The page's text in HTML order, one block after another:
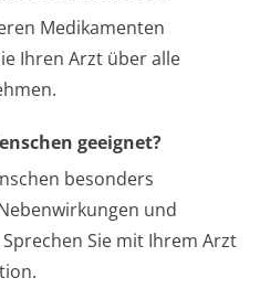
Medikamenten
Ihren Arzt über alle
geeignet?
besonders
und
Sie mit Ihrem Arzt